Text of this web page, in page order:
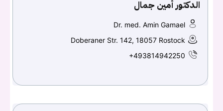
الدكتور أمين جمال
Dr. med. Amin Gamael
Doberaner Str. 142, 18057 Rostock
+493814942250